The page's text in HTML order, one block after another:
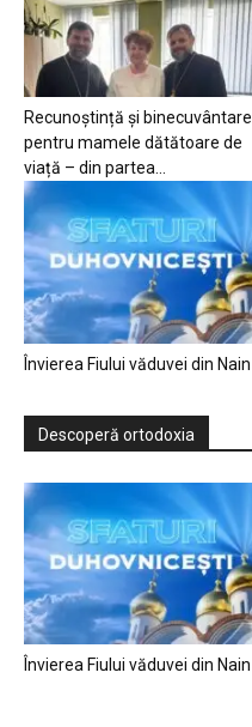
Recunoștință și binecuvântare
pentru mamele dătătoare de
viață – din partea...
Învierea Fiului văduvei din Nain
Descoperă ortodoxia
Învierea Fiului văduvei din Nain